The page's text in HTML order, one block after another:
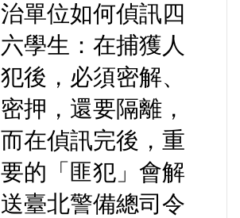
治單位如何偵訊四
六學生：在捕獲人
犯後，必須密解、
密押，還要隔離，
而在偵訊完後，重
要的「匪犯」會解
送臺北警備總司令